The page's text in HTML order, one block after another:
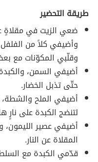
طريقة التحضير
ضعي الزيت في مقلاةٍ
وأضيفي كلاً من الفلفل
وقلّبي المكوّنات مع
أضيفي السمن،
حتّى تذبل الخضار.
أضيفي الملح
لتنضج الكبدة على نارٍ
أضيفي عصير الليمون،
المقلاة عن النار.
قدّمي الكبدة مع